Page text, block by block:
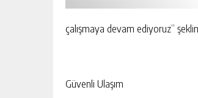
çalışmaya devam ediyoruz”
Güvenli Ulaşım